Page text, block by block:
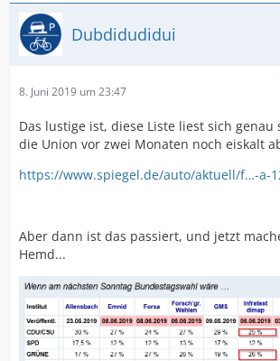
Dubdidudidui
8. Juni 2019 um 23:47
Das lustige ist, diese Liste liest sich genau
die Union vor zwei Monaten noch eiskalt
https://www.spiegel.de/auto/aktuell/f…-a-
Aber dann ist das passiert, und jetzt
Hemd...